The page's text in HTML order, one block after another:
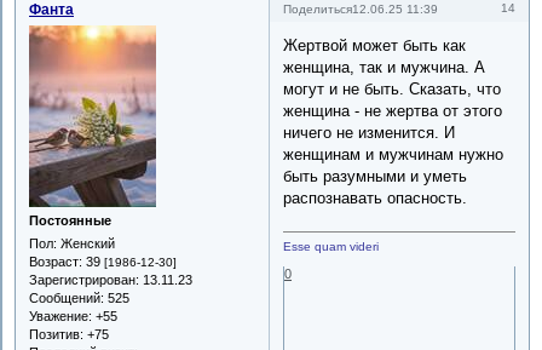
Поделиться 14
12.06.25 11:39
Фанта
Постоянные
Пол: Женский
Возраст: 39 [1986-12-30]
Зарегистрирован: 13.11.23
Сообщений: 525
Уважение: +55
Позитив: +75
Жертвой может быть как
женщина, так и мужчина. А
могут и не быть. Сказать, что
женщина - не жертва от этого
ничего не изменится. И
женщинам и мужчинам нужно
быть разумными и уметь
распознавать опасность.
Esse quam videri
0